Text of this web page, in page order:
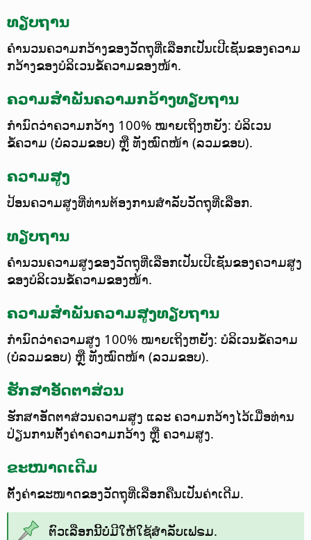
ທຽບຖານ
ຄຳນວນຄວາມກວ້າງຂອງວັດຖຸທີ່ເລືອກເປັນເປີເຊັນຂອງຄວາມ
ກວ້າງຂອງບໍລິເວນຂໍ້ຄວາມຂອງໜ້າ.
ຄວາມສຳພັນຄວາມກວ້າງທຽບຖານ
ກຳນົດວ່າຄວາມກວ້າງ 100% ໝາຍເຖິງຫຍັງ: ບໍລິເວນ
ຂໍ້ຄວາມ (ບໍ່ລວມຂອບ) ຫຼື ທັງໝົດໜ້າ (ລວມຂອບ).
ຄວາມສູງ
ປ້ອນຄວາມສູງທີ່ທ່ານຕ້ອງການສຳລັບວັດຖຸທີ່ເລືອກ.
ທຽບຖານ
ຄຳນວນຄວາມສູງຂອງວັດຖຸທີ່ເລືອກເປັນເປີເຊັນຂອງຄວາມສູງ
ຂອງບໍລິເວນຂໍ້ຄວາມຂອງໜ້າ.
ຄວາມສຳພັນຄວາມສູງທຽບຖານ
ກຳນົດວ່າຄວາມສູງ 100% ໝາຍເຖິງຫຍັງ: ບໍລິເວນຂໍ້ຄວາມ
(ບໍ່ລວມຂອບ) ຫຼື ທັງໝົດໜ້າ (ລວມຂອບ).
ຮັກສາອັດຕາສ່ວນ
ຮັກສາອັດຕາສ່ວນຄວາມສູງ ແລະ ຄວາມກວ້າງໄວ້ເມື່ອທ່ານ
ປ່ຽນການຕັ້ງຄ່າຄວາມກວ້າງ ຫຼື ຄວາມສູງ.
ຂະໜາດເດີມ
ຕັ້ງຄ່າຂະໜາດຂອງວັດຖຸທີ່ເລືອກຄືນເປັນຄ່າເດີມ.
ຕົວເລືອກນີ້ບໍ່ມີໃຫ້ໃຊ້ສຳລັບເຟຣມ.